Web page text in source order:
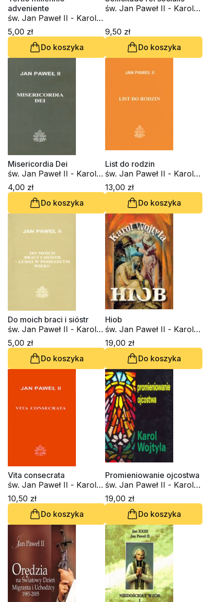
adveniente
św. Jan Paweł II - Karol
Wojtyła
5,00 zł
Do koszyka
św. Jan Paweł II - Karol
9,50 zł
Do koszyka
Misericordia Dei
św. Jan Paweł II - Karol
Wojtyła
4,00 zł
Do koszyka
List do rodzin
św. Jan Paweł II - Karol
Wojtyła
13,00 zł
Do koszyka
Do moich braci i sióstr
św. Jan Paweł II - Karol
Wojtyła
5,00 zł
Do koszyka
Hiob
św. Jan Paweł II - Karol
Wojtyła
19,00 zł
Do koszyka
Vita consecrata
św. Jan Paweł II - Karol
Wojtyła
10,50 zł
Do koszyka
Promieniowanie ojcostwa
św. Jan Paweł II - Karol
Wojtyła
19,00 zł
Do koszyka